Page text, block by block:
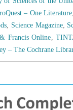
– One Literature,
, Science Magazine,
Francis Online,
– The Cochrane